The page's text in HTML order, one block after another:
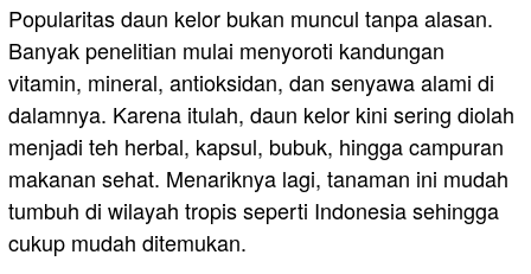
Popularitas daun kelor bukan muncul tanpa alasan.
Banyak penelitian mulai menyoroti kandungan
vitamin, mineral, antioksidan, dan senyawa alami di
dalamnya. Karena itulah, daun kelor kini sering diolah
menjadi teh herbal, kapsul, bubuk, hingga campuran
makanan sehat. Menariknya lagi, tanaman ini mudah
tumbuh di wilayah tropis seperti Indonesia sehingga
cukup mudah ditemukan.